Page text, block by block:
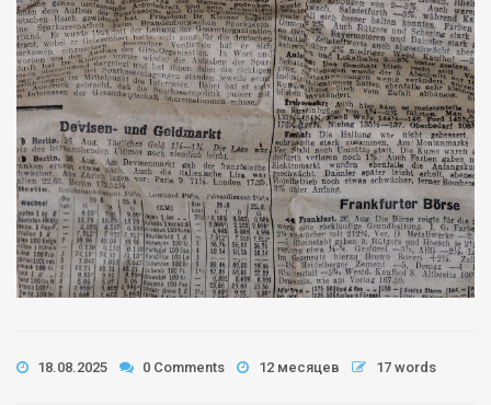
18.08.2025 0 Comments 12 месяцев 17 words